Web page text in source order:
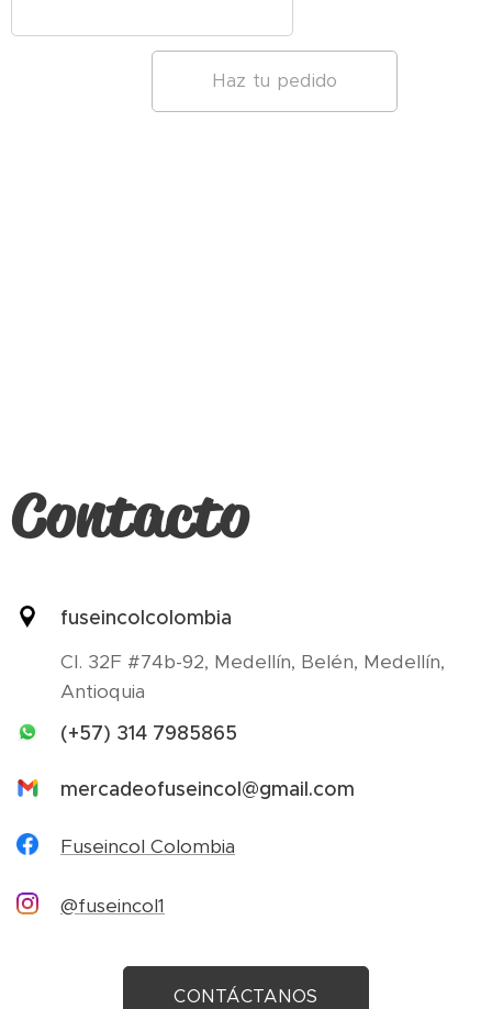
Haz tu pedido
Contacto
fuseincolcolombia
Cl. 32F #74b-92, Medellín, Belén, Medellín,
Antioquia
(+57) 314 7985865
mercadeofuseincol@gmail.com
Fuseincol Colombia
@fuseincol1
CONTÁCTANOS